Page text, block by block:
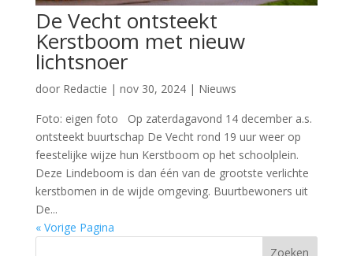
De Vecht ontsteekt
Kerstboom met nieuw
lichtsnoer
door Redactie | nov 30, 2024| Nieuws
Foto: eigen foto Op zaterdagavond 14 december a.s.
ontsteekt buurtschap De Vecht rond 19 uur weer op
feestelijke wijze hun Kerstboom op het schoolplein.
Deze Lindeboom is dan één van de grootste verlichte
kerstbomen in de wijde omgeving. Buurtbewoners uit
De...
« Vorige Pagina